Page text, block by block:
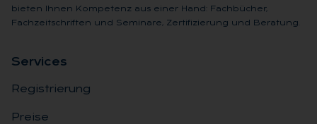
bieten Ihnen Kompetenz aus einer Hand: Fachbücher,
Fachzeitschriften und Seminare, Zertifizierung und Beratung.
Ser­vices
Registrierung
Preise